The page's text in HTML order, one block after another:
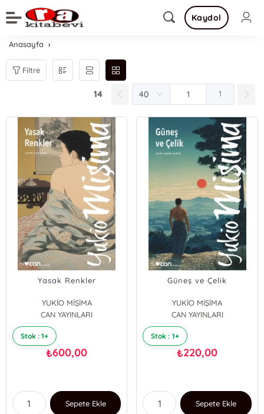
Kaydol
Anasayfa
Filtre
14 1
Yasak Renkler
YUKİO MİŞİMA
CAN YAYINLARI
Stok : 1+
₺600,00
Sepete Ekle
Güneş ve Çelik
YUKİO MİŞİMA
CAN YAYINLARI
Stok : 1+
₺220,00
Sepete Ekle